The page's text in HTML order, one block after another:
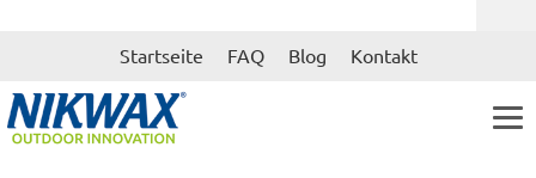
Navigation
Zum
Startseite FAQ Blog Kontakt